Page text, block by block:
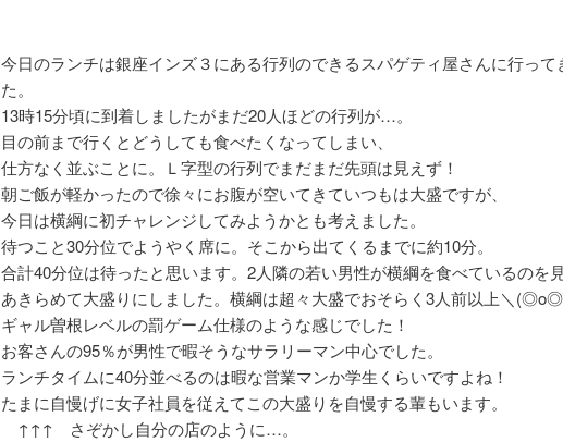
今日のランチは銀座インズ３にある行列のできるスパゲティ屋さんに行って
た。
13時15分頃に到着しましたがまだ20人ほどの行列が…。
目の前まで行くとどうしても食べたくなってしまい、
仕方なく並ぶことに。Ｌ字型の行列でまだまだ先頭は見えず！
朝ご飯が軽かったので徐々にお腹が空いてきていつもは大盛ですが、
今日は横綱に初チャレンジしてみようかとも考えました。
待つこと30分位でようやく席に。そこから出てくるまでに約10分。
合計40分位は待ったと思います。2人隣の若い男性が横綱を食べているのを見
あきらめて大盛りにしました。横綱は超々大盛でおそらく3人前以上＼
ギャル曽根レベルの罰ゲーム仕様のような感じでした！
お客さんの95％が男性で暇そうなサラリーマン中心でした。
ランチタイムに40分並べるのは暇な営業マンか学生くらいですよね！
たまに自慢げに女子社員を従えてこの大盛りを自慢する輩もいます。
↑↑↑ さぞかし自分の店のように…。